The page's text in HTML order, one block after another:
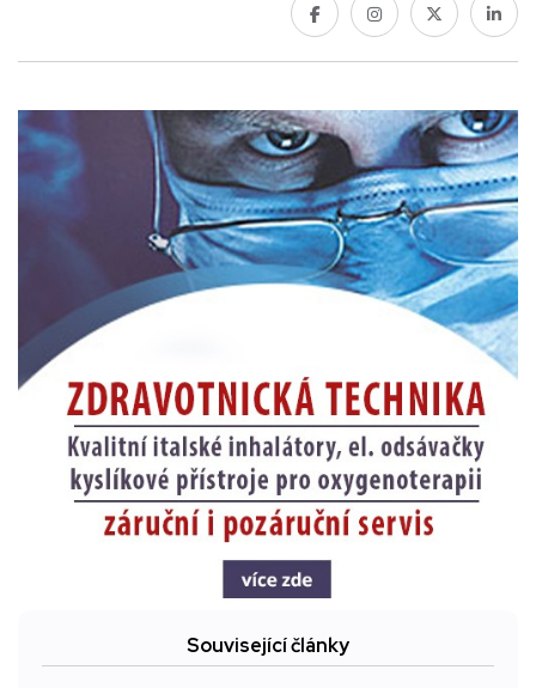
Související články